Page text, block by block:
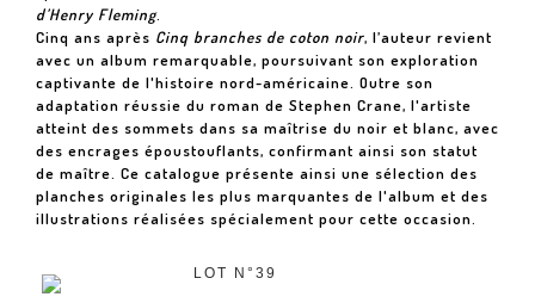
d’Henry Fleming.
Cinq ans après Cinq branches de coton noir, l’auteur revient
avec un album remarquable, poursuivant son exploration
captivante de l'histoire nord-américaine. Outre son
adaptation réussie du roman de Stephen Crane, l'artiste
atteint des sommets dans sa maîtrise du noir et blanc, avec
des encrages époustouflants, confirmant ainsi son statut
de maître. Ce catalogue présente ainsi une sélection des
planches originales les plus marquantes de l'album et des
illustrations réalisées spécialement pour cette occasion.
LOT N°39